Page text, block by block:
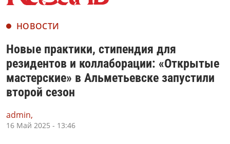
НОВОСТИ
Новые практики, стипендия для
резидентов и коллаборации: «Открытые
мастерские» в Альметьевске запустили
второй сезон
admin,
16 Май 2025 - 13:46